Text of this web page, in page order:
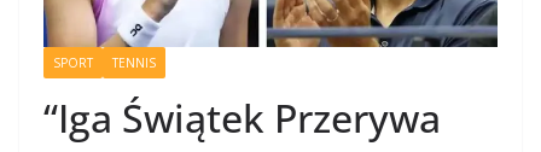
SPORT TENNIS
“Iga Świątek Przerywa